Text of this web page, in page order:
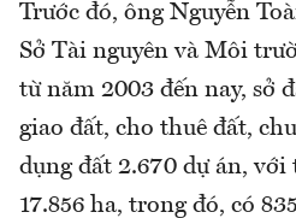
Trước đó, ông Nguyễn
Sở Tài nguyên và Môi
từ năm 2003 đến nay, sở
giao đất, cho thuê đất,
dụng đất 2.670 dự án,
17.856 ha, trong đó, có